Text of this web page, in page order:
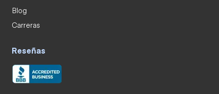
Blog
Carreras
Reseñas